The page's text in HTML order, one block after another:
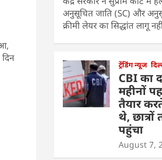
अनुसूचित जाति (SC) और
क्रीमी लेयर का सिद्धांत लागू
ट्रेंडिंग न्यूज
CBI का
महीनों
तैयार
थे,
पहुंचा
August 7,